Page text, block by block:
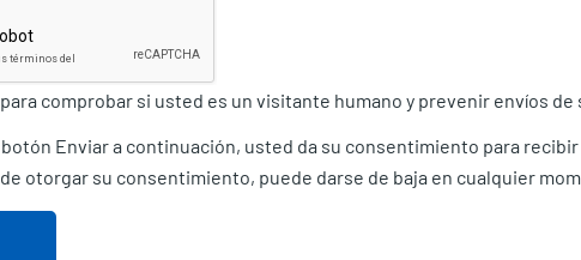
comprobar si usted es un visitante humano y prevenir envíos de
Enviar a continuación, usted da su consentimiento para
otorgar su consentimiento, puede darse de baja en cualquier